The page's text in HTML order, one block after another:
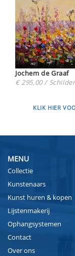
Jochem de Graaf
€ 295,00 /
KLIK HIER
MENU
Collectie
Kunstenaars
Kunst huren & kopen
Lijstenmakerij
Ophangsystemen
Contact
Over ons